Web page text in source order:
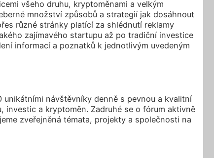
všeho druhu, kryptoměnami a velkým
množství způsobů a strategií jak dosáhnout
různé stránky platící za shlédnutí reklamy
zajímavého startupu až po tradiční investice
informací a poznatků k jednotlivým uvedeným
návštěvníky denně s pevnou a kvalitní
investic a kryptoměn. Zadruhé se o fórum aktivně
zveřejněná témata, projekty a společnosti na